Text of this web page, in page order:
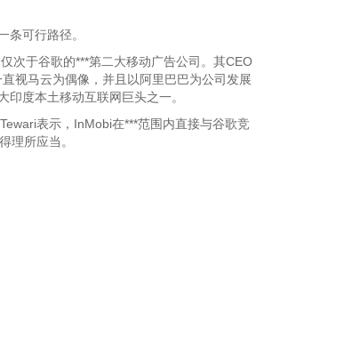
可行路径。
于谷歌的***第二大移动广告公司。其CEO
视马云为偶像，并且以阿里巴巴为公司发展
度本土移动互联网巨头之一。
表示，InMobi在***范围内直接与谷歌竞
理所应当。